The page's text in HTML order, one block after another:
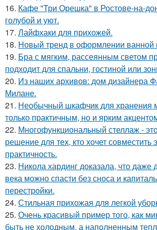
16. Кафе "Три Орешка" в Ростове-на-
голубой и уют.
17. Лайфхаки для прихожей.
18. Новый тренд в оформлении ванной
19. Бра с мягким, рассеянным светом
подходит для спальни, гостиной или
20. Из наших архивов: дом дизайнера
Милане.
21. Необычный шкафчик для хранения
только практичным, но и ярким
22. Многофункциональный стеллаж -
решение для тех, кто хочет совместить
практичность.
23. Никола хардинг доказала, что даже
века можно спасти без сноса и
перестройки.
24. Стильная прихожая для легкой
25. Очень красивый пример того, как
быть не холодным, а наполненным